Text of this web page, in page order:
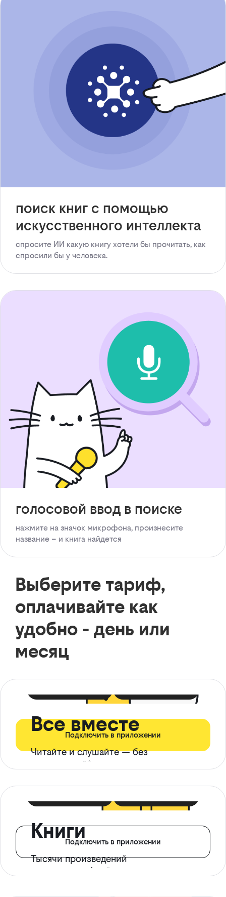
поиск книг с помощью
искусственного интеллекта
спросите ИИ какую книгу хотели бы прочитать, как
спросили бы у человека.
голосовой ввод в поиске
нажмите на значок микрофона, произнесите
название – и книга найдется
Выберите тариф,
оплачивайте как
удобно - день или
месяц
Все вместе
Читайте и слушайте — без
ограничений*
Подключить в приложении
Книги
Тысячи произведений
с доступом офлайн
Подключить в приложении